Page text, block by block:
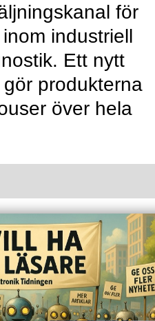
för
industriell
Ett nytt
produkterna
över hela